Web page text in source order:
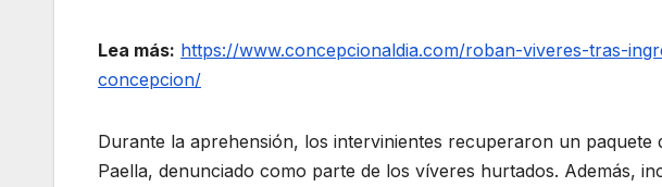
Lea más: https://www.concepcionaldia.com/roban-viveres-tras-
concepcion/
Durante la aprehensión, los intervinientes recuperaron un
Paella, denunciado como parte de los víveres hurtados. Además,